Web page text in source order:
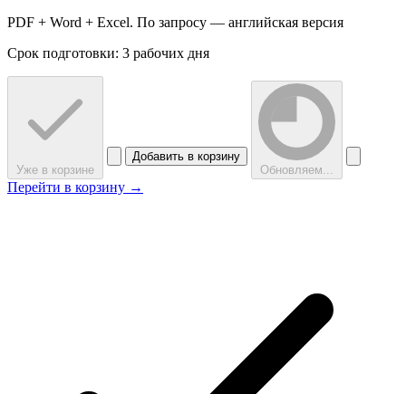
PDF + Word + Excel. По запросу — английская версия
Срок подготовки: 3 рабочих дня
Уже в корзине
Добавить в корзину
Обновляем...
Перейти в корзину →